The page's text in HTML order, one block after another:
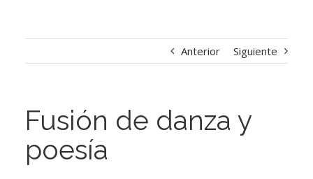
Anterior Siguiente
Fusión de danza y
poesía